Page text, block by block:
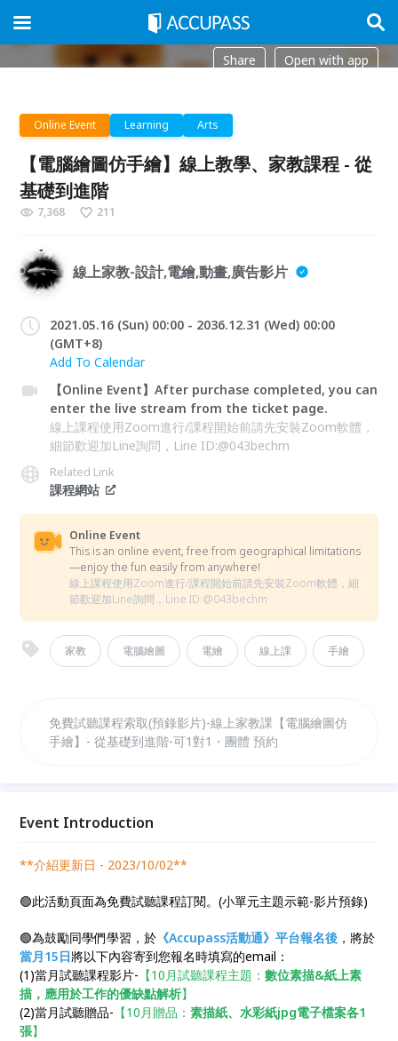
Share Open with app
Online Event Learning Arts
【電腦繪圖仿手繪】線上教學、家教課程 - 從
基礎到進階
7,368 211
線上家教-設計,電繪,動畫,廣告影片
2021.05.16 (Sun) 00:00 - 2036.12.31 (Wed) 00:00
(GMT+8)
Add To Calendar
【Online Event】After purchase completed, you can
enter the live stream from the ticket page.
線上課程使用Zoom進行/課程開始前請先安裝Zoom軟體，
細節歡迎加Line詢問，Line ID:@043bechm
Related Link
課程網站
Online Event
This is an online event, free from geographical limitations
—enjoy the fun easily from anywhere!
線上課程使用Zoom進行/課程開始前請先安裝Zoom軟體，細
節歡迎加Line詢問，Line ID:@043bechm
家教 電腦繪圖 電繪 線上課 手繪
免費試聽課程索取(預錄影片)-線上家教課【電腦繪圖仿
手繪】- 從基礎到進階-可1對1・團體 預約
Event Introduction
**介紹更新日 - 2023/10/02**
🟢此活動頁面為免費試聽課程訂閱。(小單元主題示範-影片預錄)
🟢為鼓勵同學們學習，於 《Accupass活動通》平台報名後 ，將於
當月15日將以下內容寄到您報名時填寫的email：
(1)當月試聽課程影片- 【10月試聽課程主題：數位素描&紙上素
描，應用於工作的優缺點解析】
(2)當月試聽贈品- 【10月贈品：素描紙、水彩紙jpg電子檔案各1
張】